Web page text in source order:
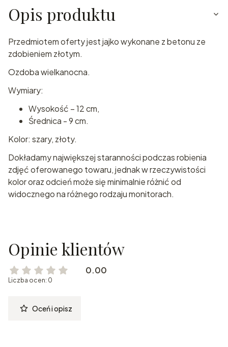
Opis produktu
Przedmiotem oferty jest jajko wykonane z betonu ze
zdobieniem złotym.
Ozdoba wielkanocna.
Wymiary:
Wysokość – 12 cm,
Średnica - 9 cm.
Kolor: szary, złoty.
Dokładamy największej staranności podczas robienia
zdjęć oferowanego towaru, jednak w rzeczywistości
kolor oraz odcień może się minimalnie różnić od
widocznego na różnego rodzaju monitorach.
Opinie klientów
0.00
Liczba ocen: 0
Oceń i opisz